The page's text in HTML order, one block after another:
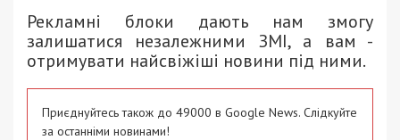
Рекламні блоки дають нам змогу
залишатися незалежними ЗМІ, а вам -
отримувати найсвіжіші новини під ними.
Приєднуйтесь також до 49000 в Google News. Слідкуйте
за останніми новинами!